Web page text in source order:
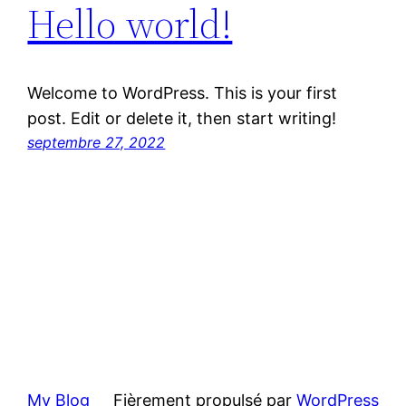
Hello world!
Welcome to WordPress. This is your first
post. Edit or delete it, then start writing!
septembre 27, 2022
My Blog Fièrement propulsé par WordPress